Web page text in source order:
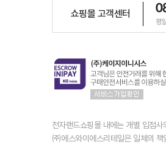
쇼핑몰 고객센터
평
전자랜드쇼핑몰 내에는 개별 입점
㈜에스와이에스리테일은 일체의 책